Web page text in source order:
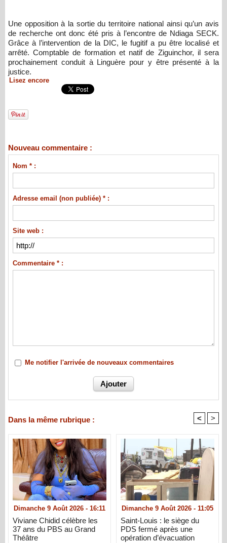
Une opposition à la sortie du territoire national ainsi qu’un avis
de recherche ont donc été pris à l’encontre de Ndiaga SECK.
Grâce à l’intervention de la DIC, le fugitif a pu être localisé et
arrêté. Comptable de formation et natif de Ziguinchor, il sera
prochainement conduit à Linguère pour y être présenté à la
justice.
Lisez encore
Nouveau commentaire :
Nom * :
Adresse email (non publiée) * :
Site web :
Commentaire * :
Me notifier l'arrivée de nouveaux commentaires
Dans la même rubrique : < >
Dimanche 9 Août 2026 - 16:11
Viviane Chidid célèbre les
37 ans du PBS au Grand
Théâtre
Dimanche 9 Août 2026 - 11:05
Saint-Louis : le siège du
PDS fermé après une
opération d’évacuation